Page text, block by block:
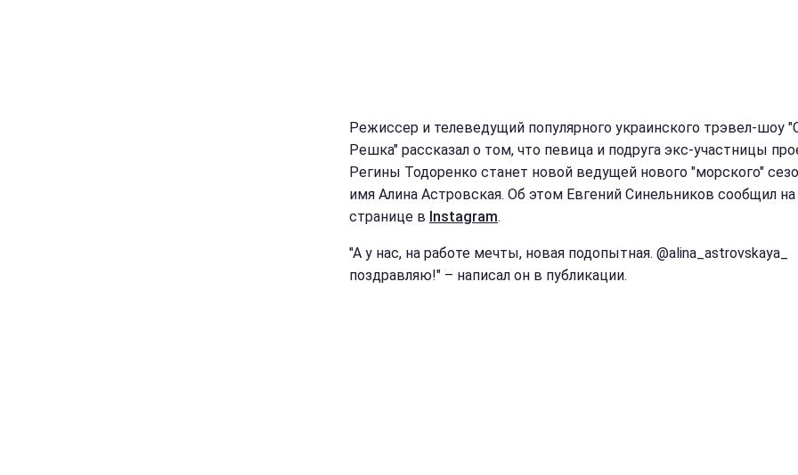
Режиссер и телеведущий популярного украинского трэвел-шоу
Решка" рассказал о том, что певица и подруга экс-участницы
Регины Тодоренко станет новой ведущей нового "морского"
имя Алина Астровская. Об этом Евгений Синельников сообщил
странице в Instagram.
"А у нас, на работе мечты, новая подопытная. @alina_astrovskaya_
поздравляю!" – написал он в публикации.